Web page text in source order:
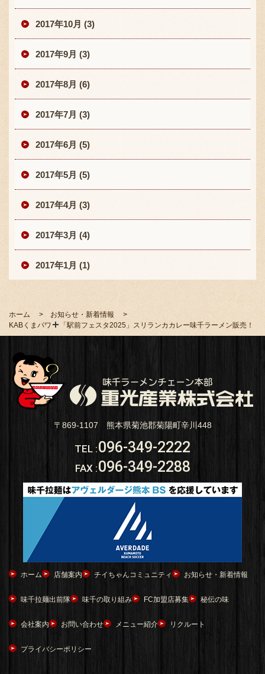
2017年10月 (3)
2017年9月 (3)
2017年8月 (6)
2017年7月 (3)
2017年6月 (5)
2017年5月 (5)
2017年4月 (3)
2017年3月 (4)
2017年1月 (1)
ホーム
お知らせ・新着情報
KABくまパワ
「駅前フェスタ2025」スリランカカレー味千ラーメン販売！
〒869-1107 熊本県菊池郡菊陽町辛川448
TEL :096-349-2222
FAX :096-349-2288
ホーム 店舗案内 チイちゃんコミュニティ お知らせ・新着情報
味千拉麺出前隊 味千の取り組み FC加盟店募集 秘伝の味
会社案内 お問い合わせ メニュー紹介 リクルート
プライバシーポリシー